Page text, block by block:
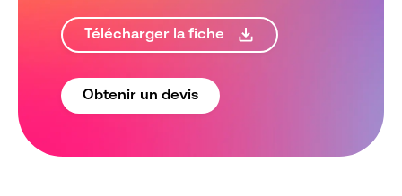
Télécharger la fiche
Obtenir un devis